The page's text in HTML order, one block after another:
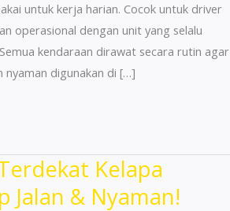
untuk kerja harian. Cocok untuk driver
operasional dengan unit yang selalu
kendaraan dirawat secara rutin agar
digunakan di […]
Kelapa
Jalan & Nyaman!